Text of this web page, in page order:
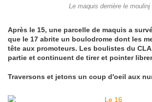
Le maquis derrière le moulinj
Après le 15, une parcelle de maquis a
que le 17 abrite un boulodrome dont les
tête aux promoteurs. Les boulistes du
partie et continuent de tirer et pointer
Traversons et jetons un coup d'oeil aux